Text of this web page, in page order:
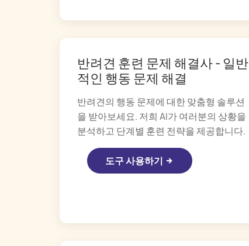
반려견 훈련 문제 해결사 - 일반
적인 행동 문제 해결
반려견의 행동 문제에 대한 맞춤형 솔루션
을 받아보세요. 저희 AI가 여러분의 상황을
분석하고 단계별 훈련 전략을 제공합니다.
도구 사용하기